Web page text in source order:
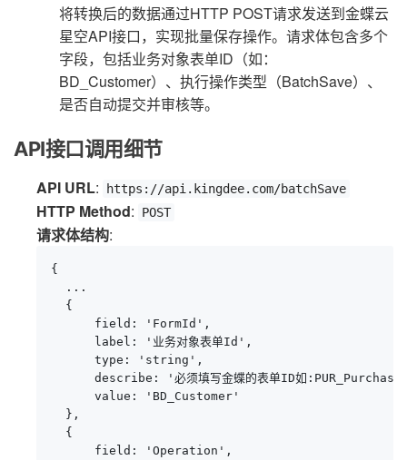
将转换后的数据通过HTTP POST请求发送到金蝶云
星空API接口，实现批量保存操作。请求体包含多个
字段，包括业务对象表单ID（如：
BD_Customer）、执行操作类型（BatchSave）、
是否自动提交并审核等。
API接口调用细节
API URL: https://api.kingdee.com/batchSave
HTTP Method: POST
请求体结构:
{
  ...
  {
      field: 'FormId',
      label: '业务对象表单Id',
      type: 'string',
describe: '必须填写金蝶的表单ID如
      value: 'BD_Customer'
  },
  {
      field: 'Operation',